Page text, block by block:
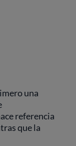
una
referencia
que la